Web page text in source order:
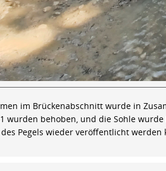
im Brückenabschnitt wurde in
wurden behoben, und die Sohle
Pegels wieder veröffentlicht werden